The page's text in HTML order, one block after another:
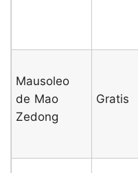
Mausoleo
de Mao
Zedong
Gratis